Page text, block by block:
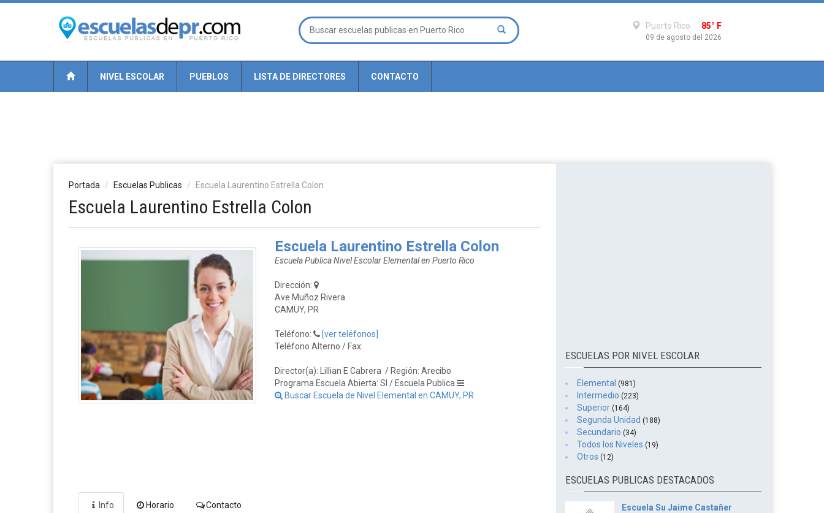
Puerto Rico 85° F
09 de agosto del 2026
NIVEL ESCOLAR PUEBLOS LISTA DE DIRECTORES CONTACTO
Portada Escuelas Publicas Escuela Laurentino Estrella Colon
Escuela Laurentino Estrella Colon
Escuela Laurentino Estrella Colon
Escuela Publica Nivel Escolar Elemental en Puerto Rico
Dirección:
Ave Muñoz Rivera
CAMUY, PR
Teléfono:
[ver teléfonos]
Teléfono Alterno / Fax:
Director(a): Lillian E Cabrera / Región: Arecibo
Programa Escuela Abierta: SI / Escuela Publica
Buscar Escuela de Nivel Elemental en CAMUY, PR
Info Horario Contacto
ESCUELAS POR NIVEL ESCOLAR
Elemental (981)
Intermedio (223)
Superior (164)
Segunda Unidad (188)
Secundario (34)
Todos los Niveles (19)
Otros (12)
ESCUELAS PUBLICAS DESTACADOS
Escuela Su Jaime Castañer